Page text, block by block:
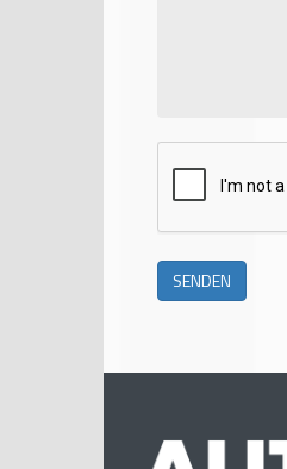
SENDEN